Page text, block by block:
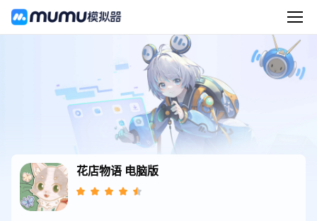
花店物语 电脑版